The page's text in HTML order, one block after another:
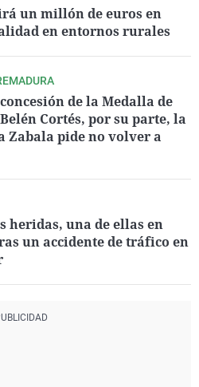
un millón de euros en
en entornos rurales
de la Medalla de
Cortés, por su parte, la
Zabala pide no volver a
heridas, una de ellas en
un accidente de tráfico en